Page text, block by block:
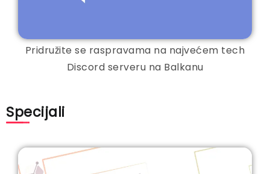
Pridružite se raspravama na najvećem tech
Discord serveru na Balkanu
Specijali